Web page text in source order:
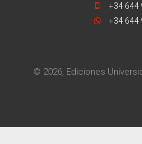
+34 644
+34 644
© 2026, Ediciones